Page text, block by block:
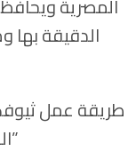
المصرية
الدقيقة بها
الفطرية المصنفة فى المجموعة واى”